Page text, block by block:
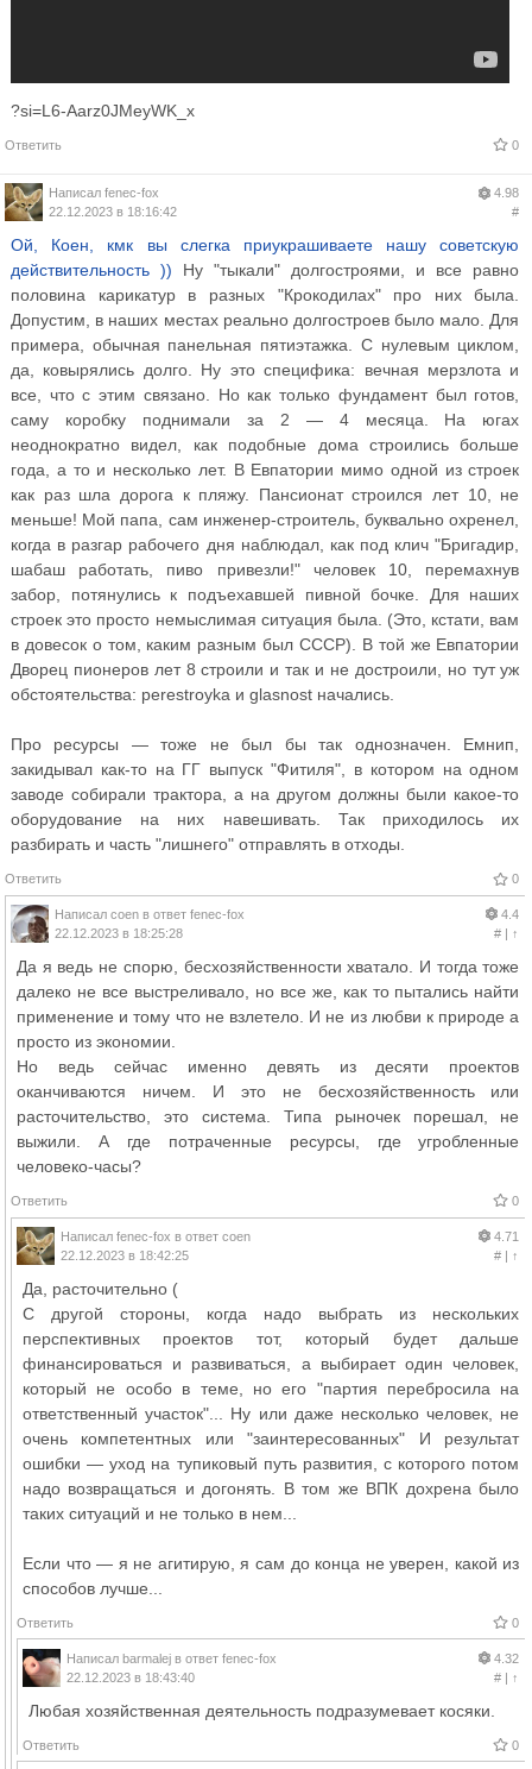
?si=L6-Aarz0JMeyWK_x
Ответить 0
Написал fenec-fox
22.12.2023 в 18:16:42
4.98
#
Ой, Коен, кмк вы слегка приукрашиваете нашу советскую
действительность )) Ну "тыкали" долгостроями, и все равно
половина карикатур в разных "Крокодилах" про них была.
Допустим, в наших местах реально долгостроев было мало. Для
примера, обычная панельная пятиэтажка. С нулевым циклом,
да, ковырялись долго. Ну это специфика: вечная мерзлота и
все, что с этим связано. Но как только фундамент был готов,
саму коробку поднимали за 2 — 4 месяца. На югах
неоднократно видел, как подобные дома строились больше
года, а то и несколько лет. В Евпатории мимо одной из строек
как раз шла дорога к пляжу. Пансионат строился лет 10, не
меньше! Мой папа, сам инженер-строитель, буквально охренел,
когда в разгар рабочего дня наблюдал, как под клич "Бригадир,
шабаш работать, пиво привезли!" человек 10, перемахнув
забор, потянулись к подъехавшей пивной бочке. Для наших
строек это просто немыслимая ситуация была. (Это, кстати, вам
в довесок о том, каким разным был СССР). В той же Евпатории
Дворец пионеров лет 8 строили и так и не достроили, но тут уж
обстоятельства: perestroyka и glasnost начались.
Про ресурсы — тоже не был бы так однозначен. Емнип,
закидывал как-то на ГГ выпуск "Фитиля", в котором на одном
заводе собирали трактора, а на другом должны были какое-то
оборудование на них навешивать. Так приходилось их
разбирать и часть "лишнего" отправлять в отходы.
Ответить 0
Написал coen в ответ fenec-fox
22.12.2023 в 18:25:28
4.4
#| ↑
Да я ведь не спорю, бесхозяйственности хватало. И тогда тоже
далеко не все выстреливало, но все же, как то пытались найти
применение и тому что не взлетело. И не из любви к природе а
просто из экономии.
Но ведь сейчас именно девять из десяти проектов
оканчиваются ничем. И это не бесхозяйственность или
расточительство, это система. Типа рыночек порешал, не
выжили. А где потраченные ресурсы, где угробленные
человеко-часы?
Ответить 0
Написал fenec-fox в ответ coen
22.12.2023 в 18:42:25
4.71
#| ↑
Да, расточительно (
С другой стороны, когда надо выбрать из нескольких
перспективных проектов тот, который будет дальше
финансироваться и развиваться, а выбирает один человек,
который не особо в теме, но его "партия перебросила на
ответственный участок"... Ну или даже несколько человек, не
очень компетентных или "заинтересованных" И результат
ошибки — уход на тупиковый путь развития, с которого потом
надо возвращаться и догонять. В том же ВПК дохрена было
таких ситуаций и не только в нем...
Если что — я не агитирую, я сам до конца не уверен, какой из
способов лучше...
Ответить 0
Написал barmalej в ответ fenec-fox
22.12.2023 в 18:43:40
4.32
#| ↑
Любая хозяйственная деятельность подразумевает косяки.
Ответить 0